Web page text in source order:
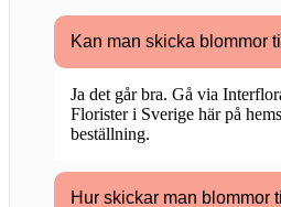
Kan man skicka blommor
Ja det går bra. Gå via
Florister i Sverige här på
beställning.
Hur skickar man blommor